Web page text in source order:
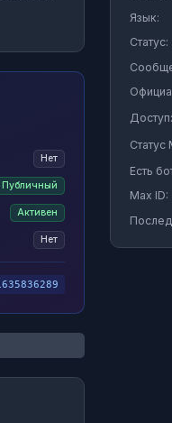
Нет
Публичный
Активен
Нет
Язык:
Статус:
Доступ:
Статус
Есть
Max ID: